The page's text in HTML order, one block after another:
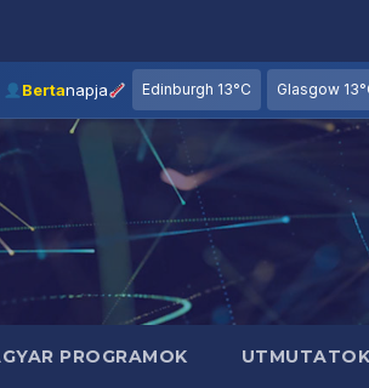
Bertanapja Edinburgh 13°C Glasgow
PROGRAMOK